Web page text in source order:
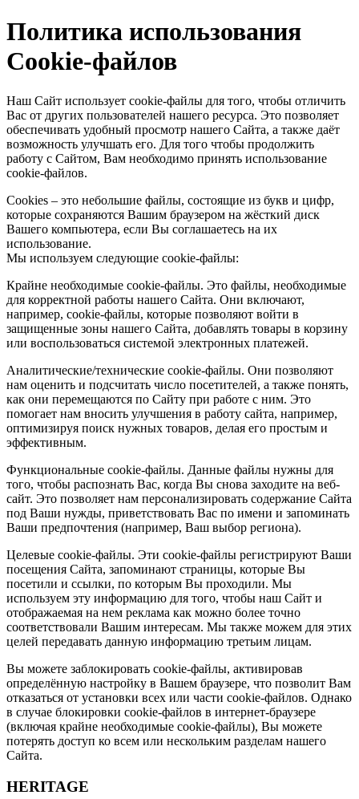
Политика использования
Cookie-файлов
Наш Сайт использует cookie-файлы для того, чтобы отличить
Вас от других пользователей нашего ресурса. Это позволяет
обеспечивать удобный просмотр нашего Сайта, а также даёт
возможность улучшать его. Для того чтобы продолжить
работу с Сайтом, Вам необходимо принять использование
cookie-файлов.
Cookies – это небольшие файлы, состоящие из букв и цифр,
которые сохраняются Вашим браузером на жёсткий диск
Вашего компьютера, если Вы соглашаетесь на их
использование.
Мы используем следующие cookie-файлы:
Крайне необходимые cookie-файлы. Это файлы, необходимые
для корректной работы нашего Сайта. Они включают,
например, cookie-файлы, которые позволяют войти в
защищенные зоны нашего Сайта, добавлять товары в корзину
или воспользоваться системой электронных платежей.
Аналитические/технические cookie-файлы. Они позволяют
нам оценить и подсчитать число посетителей, а также понять,
как они перемещаются по Сайту при работе с ним. Это
помогает нам вносить улучшения в работу сайта, например,
оптимизируя поиск нужных товаров, делая его простым и
эффективным.
Функциональные cookie-файлы. Данные файлы нужны для
того, чтобы распознать Вас, когда Вы снова заходите на веб-
сайт. Это позволяет нам персонализировать содержание Сайта
под Ваши нужды, приветствовать Вас по имени и запоминать
Ваши предпочтения (например, Ваш выбор региона).
Целевые cookie-файлы. Эти cookie-файлы регистрируют Ваши
посещения Сайта, запоминают страницы, которые Вы
посетили и ссылки, по которым Вы проходили. Мы
используем эту информацию для того, чтобы наш Сайт и
отображаемая на нем реклама как можно более точно
соответствовали Вашим интересам. Мы также можем для этих
целей передавать данную информацию третьим лицам.
Вы можете заблокировать cookie-файлы, активировав
определённую настройку в Вашем браузере, что позволит Вам
отказаться от установки всех или части cookie-файлов. Однако
в случае блокировки cookie-файлов в интернет-браузере
(включая крайне необходимые cookie-файлы), Вы можете
потерять доступ ко всем или нескольким разделам нашего
Сайта.
HERITAGE